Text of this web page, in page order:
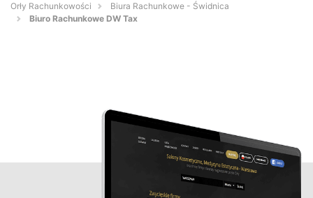
Orły Rachunkowości
Biura Rachunkowe - Świdnica
Biuro Rachunkowe DW Tax